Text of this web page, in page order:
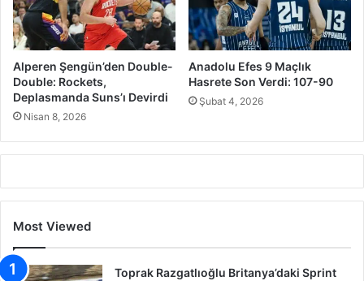
Alperen Şengün’den Double-
Double: Rockets,
Deplasmanda Suns’ı Devirdi
Nisan 8, 2026
Anadolu Efes 9 Maçlık
Hasrete Son Verdi: 107-90
Şubat 4, 2026
Most Viewed
Toprak Razgatlıoğlu Britanya’daki Sprint